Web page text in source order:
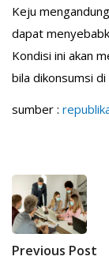
Keju
dapat
Kondisi ini akan
bila dikonsumsi di
sumber :
Previous Post